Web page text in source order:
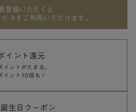
登録いただくと
スをご利用いただけます。
イント還元
イントがたまる。
イント10倍も！
生日クーポン